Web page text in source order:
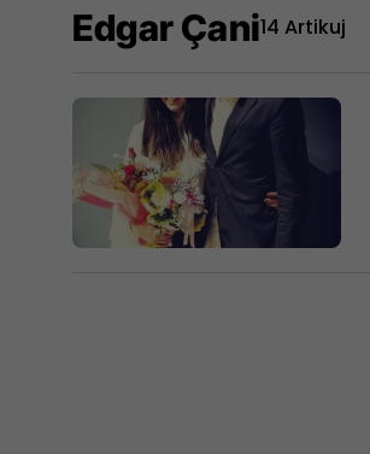
Edgar Çani14 Artikuj